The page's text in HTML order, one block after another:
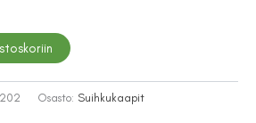
Osasto: Suihkukaapit